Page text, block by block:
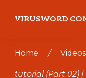
main
content
primary
sidebar
Home / Videos
tutorial (Part 02)